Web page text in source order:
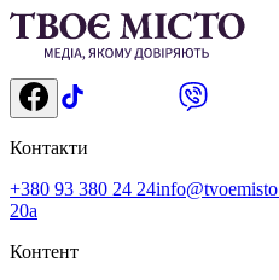
Контакти
+380 93 380 24 24
20а
Контент